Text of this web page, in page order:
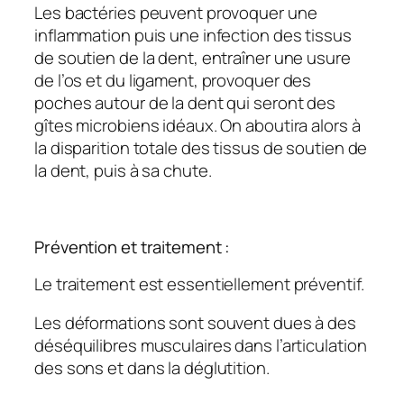
Les bactéries peuvent provoquer une
inflammation puis une infection des tissus
de soutien de la dent, entraîner une usure
de l’os et du ligament, provoquer des
poches autour de la dent qui seront des
gîtes microbiens idéaux. On aboutira alors à
la disparition totale des tissus de soutien de
la dent, puis à sa chute.
Prévention et traitement :
Le traitement est essentiellement préventif.
Les déformations sont souvent dues à des
déséquilibres musculaires dans l’articulation
des sons et dans la déglutition.